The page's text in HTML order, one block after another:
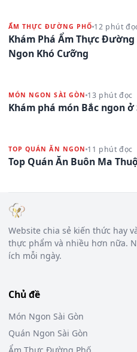
ẨM THỰC ĐƯỜNG PHỐ 12 phút
Khám Phá Ẩm Thực
Ngon Khó Cưỡng
MÓN NGON SÀI GÒN 13 phút đọc
Khám phá món Bắc ngon
TOP QUÁN ĂN NGON 11 phút đọc
Top Quán Ăn Buôn Ma
Website chia sẻ kiến thức hay
thực phẩm và nhiều hơn nữa.
ích mỗi ngày.
Chủ đề
Món Ngon Sài Gòn
Quán Ngon Sài Gòn